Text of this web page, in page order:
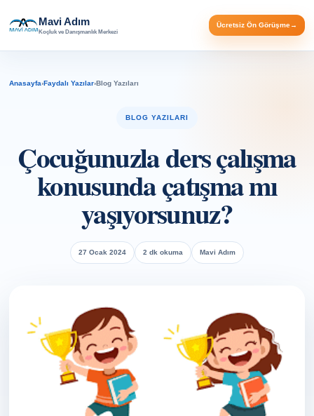
Mavi Adım
Koçluk ve Danışmanlık Merkezi
Ücretsiz Ön Görüşme→
Anasayfa›Faydalı Yazılar›Blog Yazıları
BLOG YAZILARI
Çocuğunuzla ders çalışma
konusunda çatışma mı
yaşıyorsunuz?
27 Ocak 2024 2 dk okuma Mavi Adım